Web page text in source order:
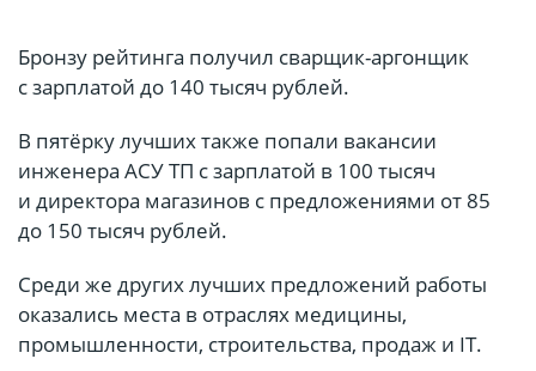
Бронзу рейтинга получил сварщик-аргонщик
с зарплатой до 140 тысяч рублей.
В пятёрку лучших также попали вакансии
инженера АСУ ТП с зарплатой в 100 тысяч
и директора магазинов с предложениями от 85
до 150 тысяч рублей.
Среди же других лучших предложений работы
оказались места в отраслях медицины,
промышленности, строительства, продаж и IT.